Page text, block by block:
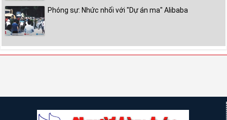
Phóng sự: Nhức nhối với "Dự án ma" Alibaba